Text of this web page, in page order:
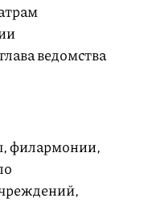
ведомства
филармонии,